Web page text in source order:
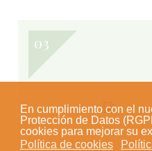
En cumplimiento con el
Protección de Datos
cookies para mejorar su
Política de cookies